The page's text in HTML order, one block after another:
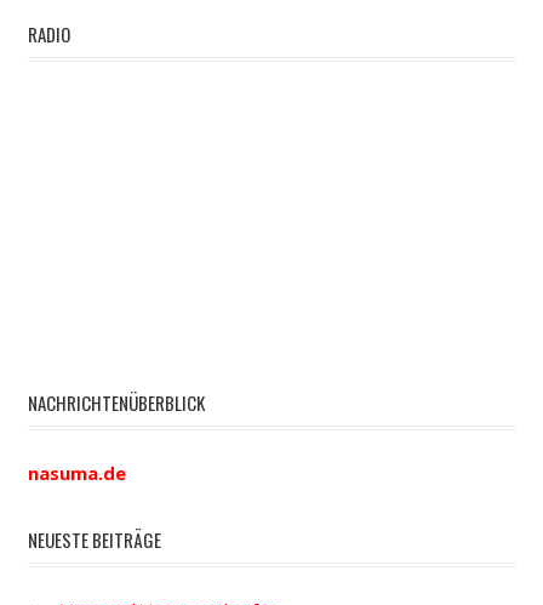
RADIO
NACHRICHTENÜBERBLICK
nasuma.de
NEUESTE BEITRÄGE